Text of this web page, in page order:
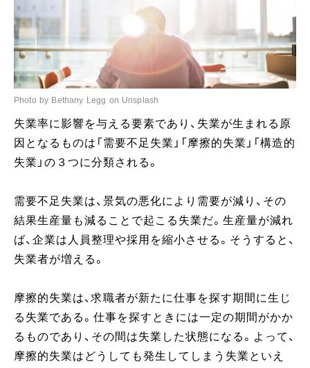
Photo by Bethany Legg on Unsplash
失業率に影響を与える要素であり、失業が生まれる原
因となるものは「需要不足失業」「摩擦的失業」「構造的
失業」の３つに分類される。
需要不足失業は、景気の悪化により需要が減り、その
結果生産量も減ることで起こる失業だ。生産量が減れ
ば、企業は人員整理や採用を縮小させる。そうすると、
失業者が増える。
摩擦的失業は、求職者が新たに仕事を探す期間に生じ
る失業である。仕事を探すときには一定の期間がかか
るものであり、その間は失業した状態になる。よって、
摩擦的失業はどうしても発生してしまう失業といえ